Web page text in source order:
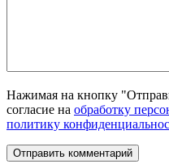
Нажимая на кнопку
согласие на обработку
политику